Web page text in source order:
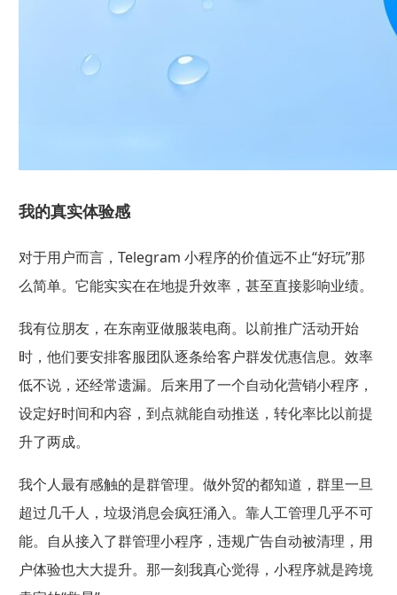
我的真实体验感
对于用户而言，Telegram 小程序的价值远不止“好玩”那
么简单。它能实实在在地提升效率，甚至直接影响业绩。
我有位朋友，在东南亚做服装电商。以前推广活动开始
时，他们要安排客服团队逐条给客户群发优惠信息。效率
低不说，还经常遗漏。后来用了一个自动化营销小程序，
设定好时间和内容，到点就能自动推送，转化率比以前提
升了两成。
我个人最有感触的是群管理。做外贸的都知道，群里一旦
超过几千人，垃圾消息会疯狂涌入。靠人工管理几乎不可
能。自从接入了群管理小程序，违规广告自动被清理，用
户体验也大大提升。那一刻我真心觉得，小程序就是跨境